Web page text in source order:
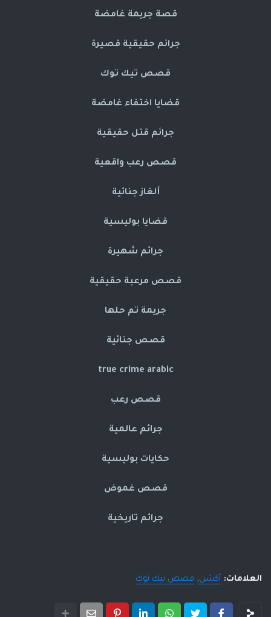
قصة جريمة غامضة
جرائم حقيقية قصيرة
قصص تيك توك
قضايا اختفاء غامضة
جرائم قتل حقيقية
قصص رعب واقعية
ألغاز جنائية
قضايا بوليسية
جرائم شهيرة
قصص مرعبة حقيقية
جريمة تم حلها
قصص جنائية
true crime arabic
قصص رعب
جرائم عالمية
حكايات بوليسية
قصص غموض
جرائم تاريخية
العلامات: أكشن قصص تيك توك